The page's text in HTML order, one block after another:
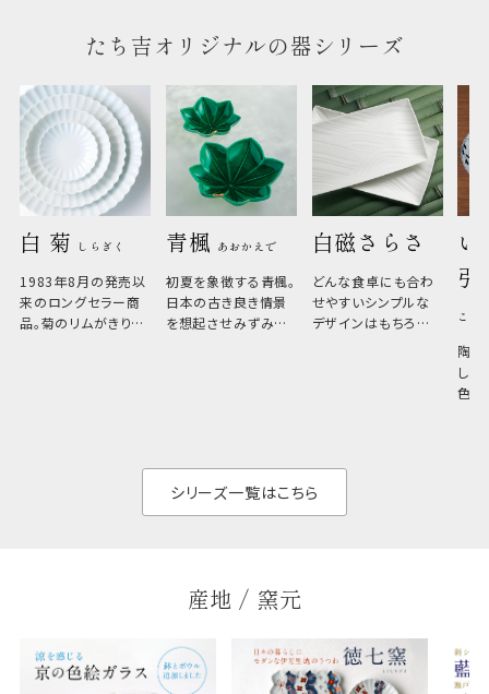
のしについて
のしについてはこちらをご覧ください
たち吉オリジナルの器シリーズ
白 菊 しらぎく
1983年8月の発売以
来のロングセラー商
品。菊のリムがきりっ
青楓 あおかえで
初夏を象徴する青楓。
日本の古き良き情景
を想起させみずみず
白磁さらさ
どんな食卓にも合わ
せやすいシンプルな
デザインはもちろん、
い
こひ
陶器
しい
色の
シリーズ一覧はこちら
産地 / 窯元